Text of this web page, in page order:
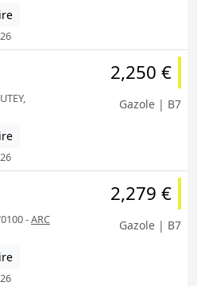
2,250 €
Gazole | B7
-ARC
2,279 €
Gazole | B7